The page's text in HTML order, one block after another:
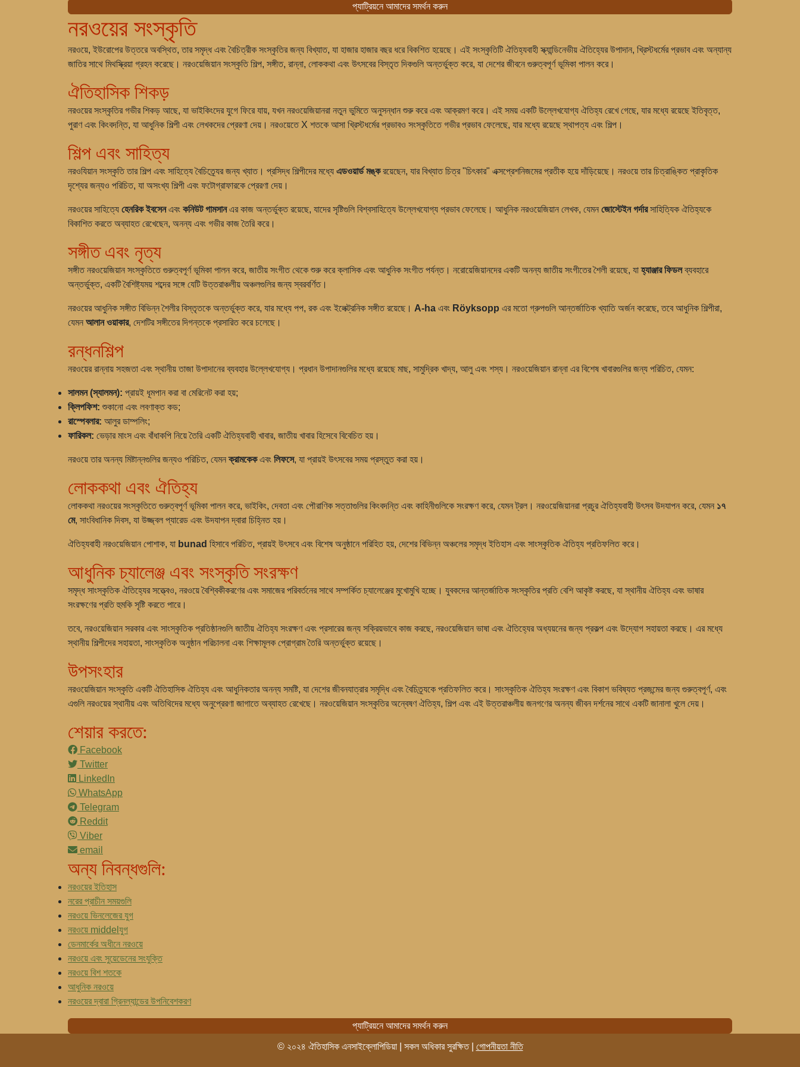
প্যাট্রিয়নে আমাদের সমর্থন করুন
নরওয়ের সংস্কৃতি
নরওয়ে, ইউরোপের উত্তরে অবস্থিত, তার সমৃদ্ধ এবং বৈচিত্রীক সংস্কৃতির জন্য বিখ্যাত, যা হাজার হাজার বছর ধরে বিকশিত হয়েছে। এই সংস্কৃতিটি ঐতিহ্যবাহী স্ক্যান্ডিনেভীয় ঐতিহ্যের উপাদান, খ্রিস্টধর্মের প্রভাব এবং অন্যান্য
জাতির সাথে মিথস্ক্রিয়া গ্রহন করেছে। নরওয়েজিয়ান সংস্কৃতি শিল্প, সঙ্গীত, রান্না, লোককথা এবং উৎসবের বিস্তৃত দিকগুলি অন্তর্ভুক্ত করে, যা দেশের জীবনে গুরুত্বপূর্ণ ভূমিকা পালন করে।
ঐতিহাসিক শিকড়
নরওয়ের সংস্কৃতির গভীর শিকড় আছে, যা ভাইকিংদের যুগে ফিরে যায়, যখন নরওয়েজিয়ানরা নতুন ভুমিতে অনুসন্ধান শুরু করে এবং আক্রমণ করে। এই সময় একটি উল্লেখযোগ্য ঐতিহ্য রেখে গেছে, যার মধ্যে রয়েছে ইতিবৃত্ত,
পুরাণ এবং কিংবদন্তি, যা আধুনিক শিল্পী এবং লেখকদের প্রেরণা দেয়। নরওয়েতে X শতকে আসা খ্রিস্টধর্মের প্রভাবও সংস্কৃতিতে গভীর প্রভাব ফেলেছে, যার মধ্যে রয়েছে স্থাপত্য এবং শিল্প।
শিল্প এবং সাহিত্য
নরওযিয়ান সংস্কৃতি তার শিল্প এবং সাহিত্যে বৈচিত্র্যের জন্য খ্যাত। প্রসিদ্ধ শিল্পীদের মধ্যে এডওয়ার্ড মঙ্করয়েছেন, যার বিখ্যাত চিত্র "চিৎকার" এক্সপ্রেশনিজমের প্রতীক হয়ে দাঁড়িয়েছে। নরওয়ে তার চিত্রাঙ্কিত প্রাকৃতিক
দৃশ্যের জন্যও পরিচিত, যা অসংখ্য শিল্পী এবং ফটোগ্রাফারকে প্রেরণা দেয়।
নরওয়ের সাহিত্যে হেনরিক ইবসেনএবং কনিউট গামসানএর কাজ অন্তর্ভুক্ত রয়েছে, যাদের সৃষ্টিগুলি বিশ্বসাহিত্যে উল্লেখযোগ্য প্রভাব ফেলেছে। আধুনিক নরওয়েজিয়ান লেখক, যেমন জোস্টেইন গর্দারসাহিত্যিক ঐতিহ্যকে
বিকাশিত করতে অব্যাহত রেখেছেন, অনন্য এবং গভীর কাজ তৈরি করে।
সঙ্গীত এবং নৃত্য
সঙ্গীত নরওয়েজিয়ান সংস্কৃতিতে গুরুত্বপূর্ণ ভূমিকা পালন করে, জাতীয় সংগীত থেকে শুরু করে ক্লাসিক এবং আধুনিক সংগীত পর্যন্ত। নরোয়েজিয়ানদের একটি অনন্য জাতীয় সংগীতের শৈলী রয়েছে, যাহ্যাঞ্জার ফিডলব্যবহারে
অন্তর্ভুক্ত, একটি বৈশিষ্ট্যময় শব্দের সঙ্গে যেটি উত্তরাঞ্চলীয় অঞ্চলগুলির জন্য স্বরবর্ণিত।
নরওয়ের আধুনিক সঙ্গীত বিভিন্ন শৈলীর বিস্তৃতকে অন্তর্ভুক্ত করে, যার মধ্যে পপ, রক এবং ইলেক্ট্রনিক সঙ্গীত রয়েছে। A-ha এবং Röyksopp এর মতো গ্রুপগুলি আন্তর্জাতিক খ্যাতি অর্জন করেছে, তবে আধুনিক শিল্পীরা,
যেমন আলান ওয়াকার, দেশটির সঙ্গীতের দিগন্তকে প্রসারিত করে চলেছে।
রন্ধনশিল্প
নরওয়ের রান্নায় সহজতা এবং স্থানীয় তাজা উপাদানের ব্যবহার উল্লেখযোগ্য। প্রধান উপাদানগুলির মধ্যে রয়েছে মাছ, সামুদ্রিক খাদ্য, আলু এবং শস্য। নরওয়েজিয়ান রান্না এর বিশেষ খাবারগুলির জন্য পরিচিত, যেমন:
সালমন (স্যালমন): প্রায়ই ধূমপান করা বা মেরিনেট করা হয়;
ক্লিপফিশ: শুকানো এবং লবণাক্ত কড;
রাস্পেবলার: আলুর ডাম্পলিং;
ফারিকল: ভেড়ার মাংস এবং বাঁধাকপি নিয়ে তৈরি একটি ঐতিহ্যবাহী খাবার, জাতীয় খাবার হিসেবে বিবেচিত হয়।
নরওয়ে তার অনন্য মিষ্টান্নগুলির জন্যও পরিচিত, যেমনক্রামকেকএবং লিফসে, যা প্রায়ই উৎসবের সময় প্রস্তুত করা হয়।
লোককথা এবং ঐতিহ্য
লোককথা নরওয়ের সংস্কৃতিতে গুরুত্বপূর্ণ ভূমিকা পালন করে, ভাইকিং, দেবতা এবং পৌরাণিক সত্তাগুলির কিংবদন্তি এবং কাহিনীগুলিকে সংরক্ষণ করে, যেমন ট্রল। নরওয়েজিয়ানরা প্রচুর ঐতিহ্যবাহী উৎসব উদযাপন করে, যেমন ১৭
মে, সাংবিধানিক দিবস, যা উজ্জ্বল প্যারেড এবং উদযাপন দ্বারা চিহ্নিত হয়।
ঐতিহ্যবাহী নরওয়েজিয়ান পোশাক, যা bunad হিসাবে পরিচিত, প্রায়ই উৎসবে এবং বিশেষ অনুষ্ঠানে পরিহিত হয়, দেশের বিভিন্ন অঞ্চলের সমৃদ্ধ ইতিহাস এবং সাংস্কৃতিক ঐতিহ্য প্রতিফলিত করে।
আধুনিক চ্যালেঞ্জ এবং সংস্কৃতি সংরক্ষণ
সমৃদ্ধ সাংস্কৃতিক ঐতিহ্যের সত্ত্বেও, নরওয়ে বৈশ্বিকীকরণের এবং সমাজের পরিবর্তনের সাথে সম্পর্কিত চ্যালেঞ্জের মুখোমুখি হচ্ছে। যুবকদের আন্তর্জাতিক সংস্কৃতির প্রতি বেশি আকৃষ্ট করছে, যা স্থানীয় ঐতিহ্য এবং ভাষার
সংরক্ষণের প্রতি হুমকি সৃষ্টি করতে পারে।
তবে, নরওয়েজিয়ান সরকার এবং সাংস্কৃতিক প্রতিষ্ঠানগুলি জাতীয় ঐতিহ্য সংরক্ষণ এবং প্রসারের জন্য সক্রিয়ভাবে কাজ করছে, নরওয়েজিয়ান ভাষা এবং ঐতিহ্যের অধ্যয়নের জন্য প্রকল্প এবং উদ্যোগ সহায়তা করছে। এর মধ্যে
স্থানীয় শিল্পীদের সহায়তা, সাংস্কৃতিক অনুষ্ঠান পরিচালনা এবং শিক্ষামূলক প্রোগ্রাম তৈরি অন্তর্ভুক্ত রয়েছে।
উপসংহার
নরওয়েজিয়ান সংস্কৃতি একটি ঐতিহাসিক ঐতিহ্য এবং আধুনিকতার অনন্য সমষ্টি, যা দেশের জীবনযাত্রার সমৃদ্ধি এবং বৈচিত্র্যকে প্রতিফলিত করে। সাংস্কৃতিক ঐতিহ্য সংরক্ষণ এবং বিকাশ ভবিষ্যত প্রজন্মের জন্য গুরুত্বপূর্ণ, এবং
এগুলি নরওয়ের স্থানীয় এবং অতিথিদের মধ্যে অনুপ্রেরণা জাগাতে অব্যাহত রেখেছে। নরওয়েজিয়ান সংস্কৃতির অন্বেষণ ঐতিহ্য, শিল্প এবং এই উত্তরাঞ্চলীয় জনগণের অনন্য জীবন দর্শনের সাথে একটি জানালা খুলে দেয়।
শেয়ার করতে:
Facebook
Twitter
LinkedIn
WhatsApp
Telegram
Reddit
Viber
email
অন্য নিবন্ধগুলি:
নরওয়ের ইতিহাস
নরের প্রাচীন সময়গুলি
নরওয়ে ভিনলেজের যুগ
নরওয়ে middelযুগ
ডেনমার্কের অধীনে নরওয়ে
নরওয়ে এবং সুয়েডেনের সংযুক্তি
নরওয়ে বিশ শতকে
আধুনিক নরওয়ে
নরওয়ের দ্বারা গ্রিনল্যান্ডের উপনিবেশকরণ
প্যাট্রিয়নে আমাদের সমর্থন করুন
© ২০২৪ ঐতিহাসিক এনসাইক্লোপিডিয়া | সকল অধিকার সুরক্ষিত | গোপনীয়তা নীতি